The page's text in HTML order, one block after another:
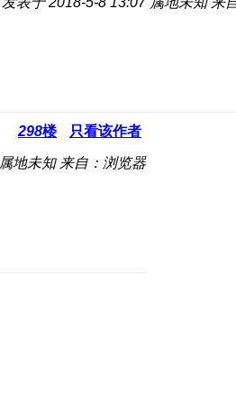
298楼 只看该作者
属地未知 来自：浏览器